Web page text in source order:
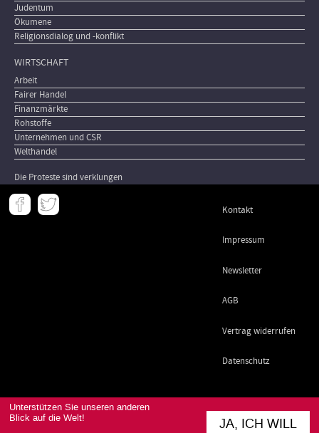
Unterstützen Sie unseren anderen
Blick auf die Welt!
JA, ICH WILL
Judentum
Ökumene
Religionsdialog und -konflikt
WIRTSCHAFT
Arbeit
Fairer Handel
Finanzmärkte
Rohstoffe
Unternehmen und CSR
Welthandel
Die Proteste sind verklungen
Meta
- Kontakt
Impressum
Newsletter
AGB
Vertrag widerrufen
Datenschutz